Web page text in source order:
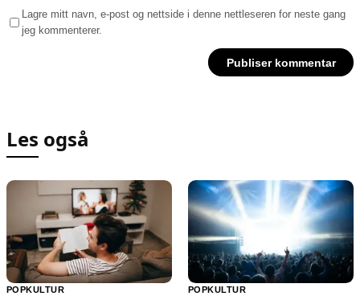
Lagre mitt navn, e-post og nettside i denne nettleseren for neste gang
jeg kommenterer.
Les også
POPKULTUR POPKULTUR